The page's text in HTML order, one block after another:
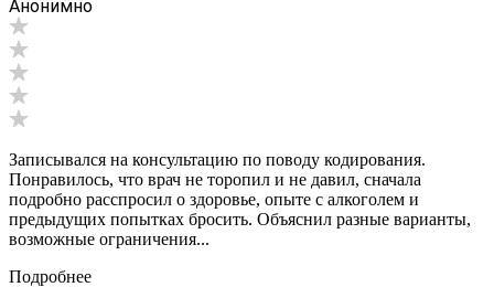
Анонимно
Записывался на консультацию по поводу кодирования.
Понравилось, что врач не торопил и не давил, сначала
подробно расспросил о здоровье, опыте с алкоголем и
предыдущих попытках бросить. Объяснил разные варианты,
возможные ограничения...
Подробнее